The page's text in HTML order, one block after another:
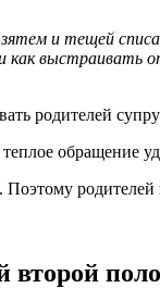
и тещей
как
родителей
обращение